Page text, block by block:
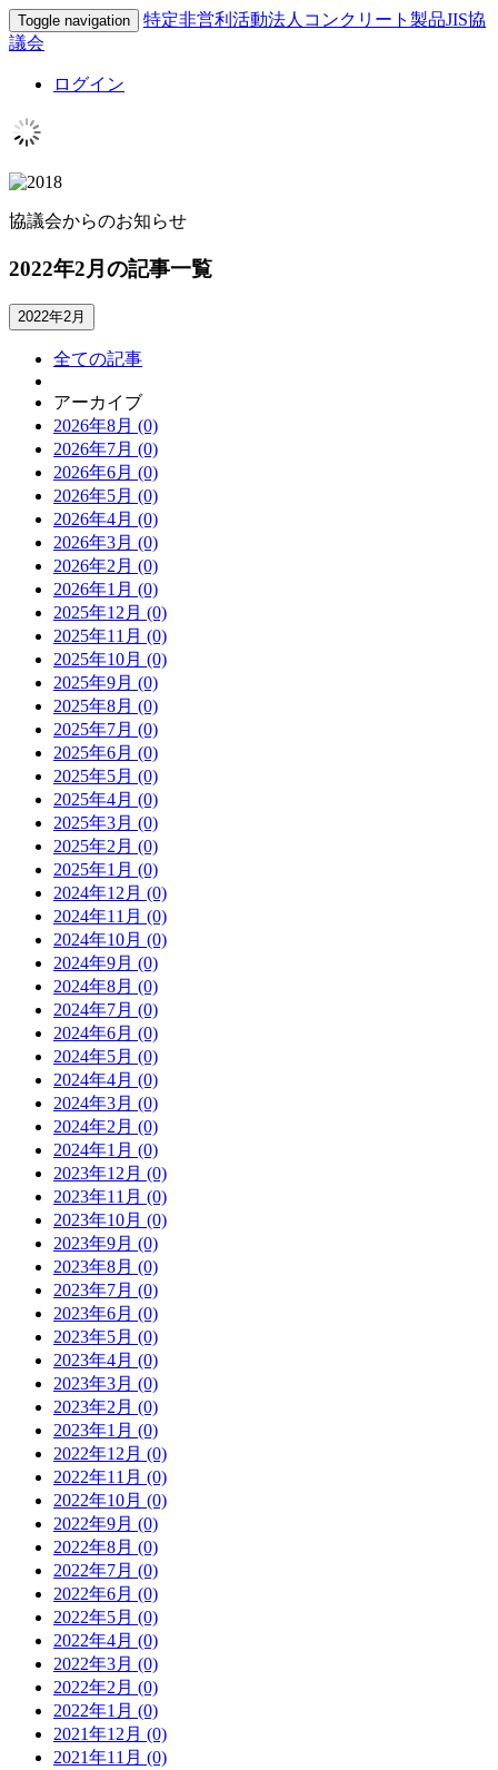
Toggle navigation
特定非営利活動法人コンクリート製品JIS協
議会
ログイン
協議会からのお知らせ
2022年2月の記事一覧
2022年2月
全ての記事
アーカイブ
2026年8月 (0)
2026年7月 (0)
2026年6月 (0)
2026年5月 (0)
2026年4月 (0)
2026年3月 (0)
2026年2月 (0)
2026年1月 (0)
2025年12月 (0)
2025年11月 (0)
2025年10月 (0)
2025年9月 (0)
2025年8月 (0)
2025年7月 (0)
2025年6月 (0)
2025年5月 (0)
2025年4月 (0)
2025年3月 (0)
2025年2月 (0)
2025年1月 (0)
2024年12月 (0)
2024年11月 (0)
2024年10月 (0)
2024年9月 (0)
2024年8月 (0)
2024年7月 (0)
2024年6月 (0)
2024年5月 (0)
2024年4月 (0)
2024年3月 (0)
2024年2月 (0)
2024年1月 (0)
2023年12月 (0)
2023年11月 (0)
2023年10月 (0)
2023年9月 (0)
2023年8月 (0)
2023年7月 (0)
2023年6月 (0)
2023年5月 (0)
2023年4月 (0)
2023年3月 (0)
2023年2月 (0)
2023年1月 (0)
2022年12月 (0)
2022年11月 (0)
2022年10月 (0)
2022年9月 (0)
2022年8月 (0)
2022年7月 (0)
2022年6月 (0)
2022年5月 (0)
2022年4月 (0)
2022年3月 (0)
2022年2月 (0)
2022年1月 (0)
2021年12月 (0)
2021年11月 (0)